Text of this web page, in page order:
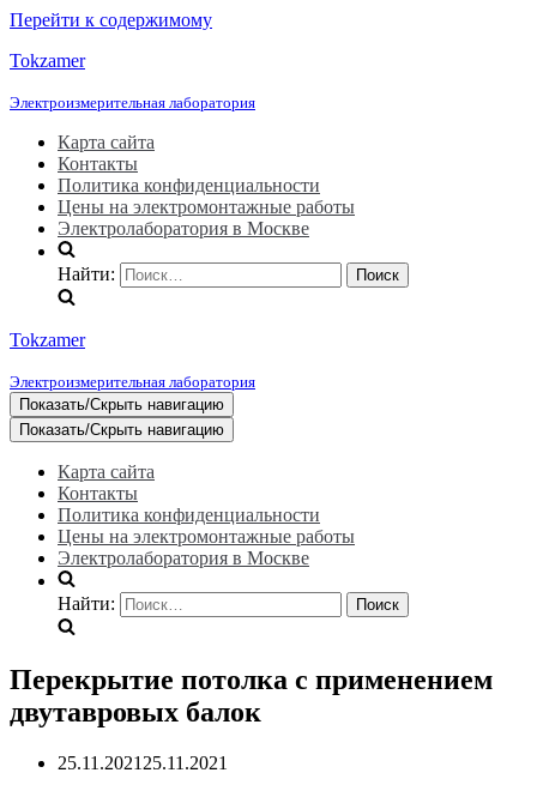
Перейти к содержимому
Tokzamer
Электроизмерительная лаборатория
Карта сайта
Контакты
Политика конфиденциальности
Цены на электромонтажные работы
Электролаборатория в Москве
Найти:
Tokzamer
Электроизмерительная лаборатория
Показать/Скрыть навигацию
Показать/Скрыть навигацию
Карта сайта
Контакты
Политика конфиденциальности
Цены на электромонтажные работы
Электролаборатория в Москве
Найти:
Перекрытие потолка с применением
двутавровых балок
25.11.2021 25.11.2021